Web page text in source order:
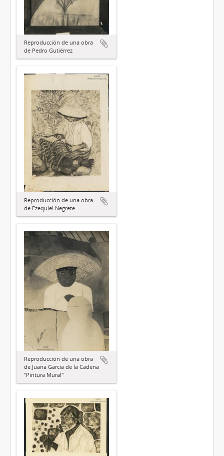
Reproducción de una obra
de Pedro Gutiérrez
Reproducción de una obra
de Ezequiel Negrete
Reproducción de una obra
de Juana García de la Cadena
"Pintura Mural"